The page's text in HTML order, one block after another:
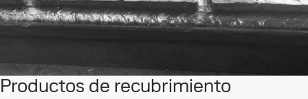
Productos de recubrimiento